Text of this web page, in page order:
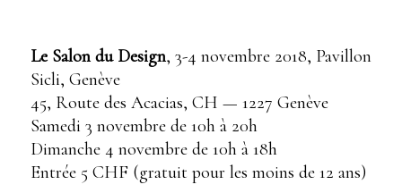
Le Salon du Design, 3-4 novembre 2018, Pavillon
Sicli, Genève
45, Route des Acacias, CH — 1227 Genève
Samedi 3 novembre de 10h à 20h
Dimanche 4 novembre de 10h à 18h
Entrée 5 CHF (gratuit pour les moins de 12 ans)